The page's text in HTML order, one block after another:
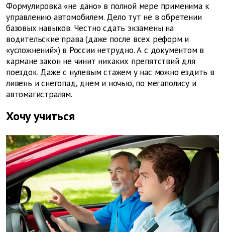
Формулировка «не дано» в полной мере применима к
управлению автомобилем. Дело тут не в обретении
базовых навыков. Честно сдать экзамены на
водительские права (даже после всех реформ и
«усложнений») в России нетрудно. А с документом в
кармане закон не чинит никаких препятствий для
поездок. Даже с нулевым стажем у нас можно ездить в
ливень и снегопад, днем и ночью, по мегаполису и
автомагистралям.
Хочу учиться